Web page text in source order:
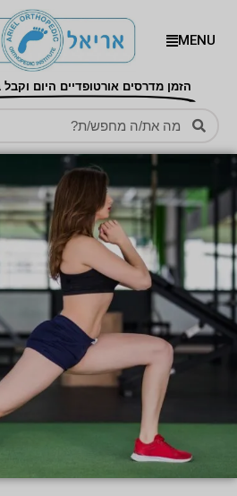
MENU
הזמן מדרסים אורטופדיים היום